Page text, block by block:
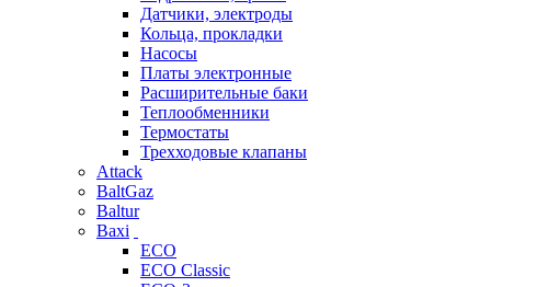
Датчики, электроды
Кольца, прокладки
Насосы
Платы электронные
Расширительные баки
Теплообменники
Термостаты
Трехходовые клапаны
Attack
BaltGaz
Baltur
Baxi
ECO
ECO Classic